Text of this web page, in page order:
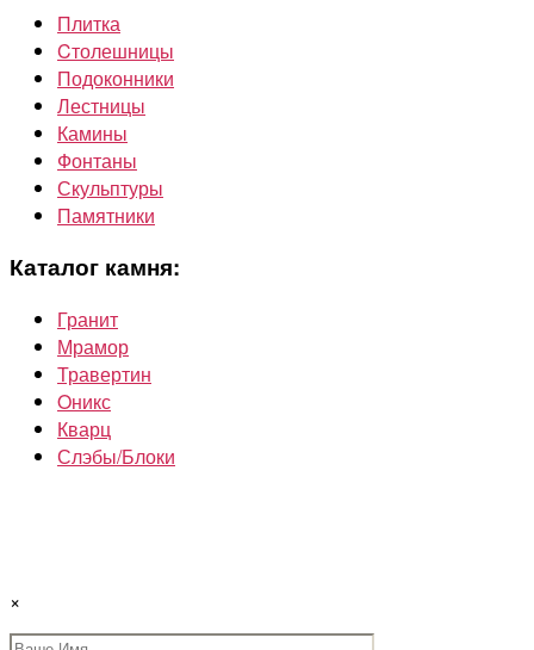
Плитка
Cтолешницы
Подоконники
Лестницы
Камины
Фонтаны
Скульптуры
Памятники
Каталог камня:
Гранит
Мрамор
Травертин
Oникс
Кварц
Слэбы/Блоки
×